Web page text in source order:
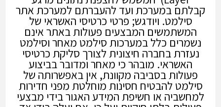
קבלתם במערכת ועד להעברתם למערכת אתר
סילמט. ויודגש; פרטי כרטיסי האשראי של
המשתמשים המבצעים פעולות באתר אינם
נשמרים כלל במערכות סילמט מאחר וסילמט
נעזרת בחברה חיצונית לצורך סליקת כרטיסי
האשראי. מובהר כי מאחר ומדובר בביצוע
פעולות בסביבה מקוונת, אין באפשרותה של
סילמט להבטיח חסינות מוחלטת מפני חדירות
למחשביה או חשיפת המידע האגור בידי מבצעי